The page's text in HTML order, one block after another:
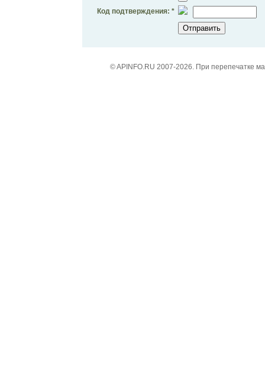
Код подтверждения: *
© APINFO.RU 2007-2026. При перепечатке